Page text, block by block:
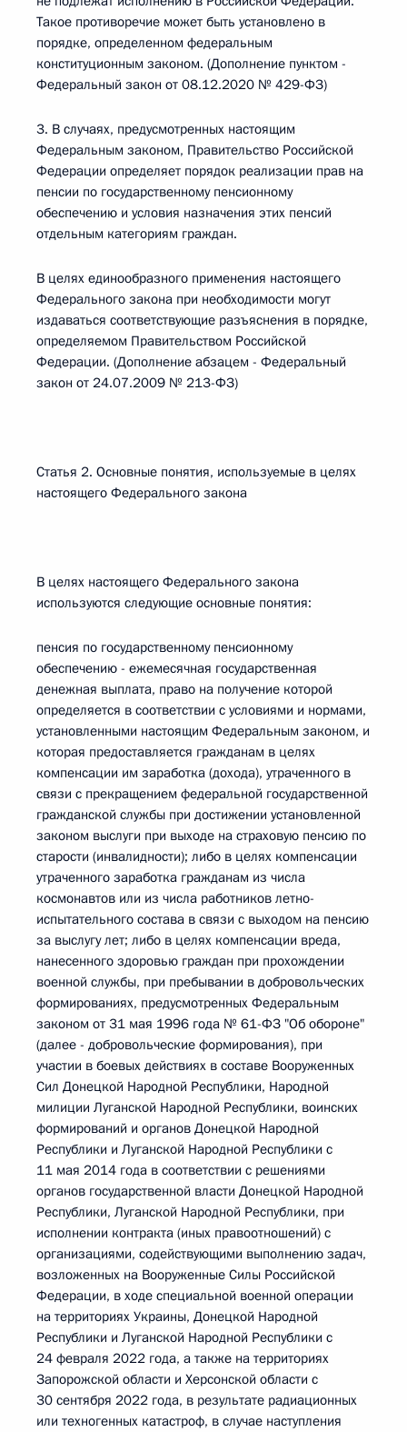
Такое противоречие может быть установлено в
порядке, определенном федеральным
конституционным законом. (Дополнение пунктом -
Федеральный закон от 08.12.2020 № 429-ФЗ)
3. В случаях, предусмотренных настоящим
Федеральным законом, Правительство Российской
Федерации определяет порядок реализации прав на
пенсии по государственному пенсионному
обеспечению и условия назначения этих пенсий
отдельным категориям граждан.
В целях единообразного применения настоящего
Федерального закона при необходимости могут
издаваться соответствующие разъяснения в порядке,
определяемом Правительством Российской
Федерации. (Дополнение абзацем - Федеральный
закон от 24.07.2009 № 213-ФЗ)
Статья 2. Основные понятия, используемые в целях
настоящего Федерального закона
В целях настоящего Федерального закона
используются следующие основные понятия:
пенсия по государственному пенсионному
обеспечению - ежемесячная государственная
денежная выплата, право на получение которой
определяется в соответствии с условиями и нормами,
установленными настоящим Федеральным законом, и
которая предоставляется гражданам в целях
компенсации им заработка (дохода), утраченного в
связи с прекращением федеральной государственной
гражданской службы при достижении установленной
законом выслуги при выходе на страховую пенсию по
старости (инвалидности); либо в целях компенсации
утраченного заработка гражданам из числа
космонавтов или из числа работников летно-
испытательного состава в связи с выходом на пенсию
за выслугу лет; либо в целях компенсации вреда,
нанесенного здоровью граждан при прохождении
военной службы, при пребывании в добровольческих
формированиях, предусмотренных Федеральным
законом от 31 мая 1996 года № 61-ФЗ "Об обороне"
(далее - добровольческие формирования), при
участии в боевых действиях в составе Вооруженных
Сил Донецкой Народной Республики, Народной
милиции Луганской Народной Республики, воинских
формирований и органов Донецкой Народной
Республики и Луганской Народной Республики с
11 мая 2014 года в соответствии с решениями
органов государственной власти Донецкой Народной
Республики, Луганской Народной Республики, при
исполнении контракта (иных правоотношений) с
организациями, содействующими выполнению задач,
возложенных на Вооруженные Силы Российской
Федерации, в ходе специальной военной операции
на территориях Украины, Донецкой Народной
Республики и Луганской Народной Республики с
24 февраля 2022 года, а также на территориях
Запорожской области и Херсонской области с
30 сентября 2022 года, в результате радиационных
или техногенных катастроф, в случае наступления